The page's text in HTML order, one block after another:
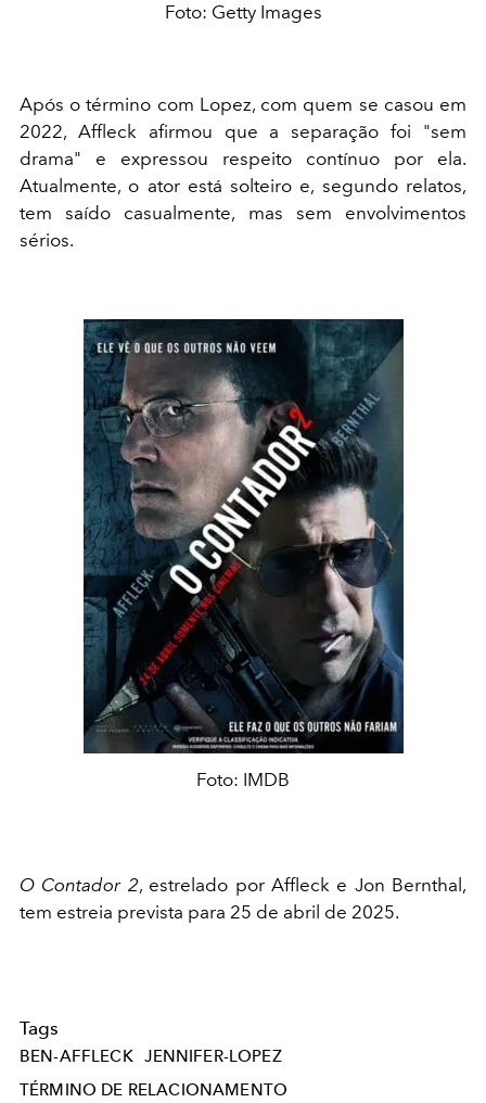
Foto: Getty Images
Após o término com Lopez, com quem se casou em
2022, Affleck afirmou que a separação foi "sem
drama" e expressou respeito contínuo por ela.
Atualmente, o ator está solteiro e, segundo relatos,
tem saído casualmente, mas sem envolvimentos
sérios.
Foto: IMDB
O Contador 2, estrelado por Affleck e Jon Bernthal,
tem estreia prevista para 25 de abril de 2025.​
Tags
BEN-AFFLECK JENNIFER-LOPEZ
TÉRMINO DE RELACIONAMENTO